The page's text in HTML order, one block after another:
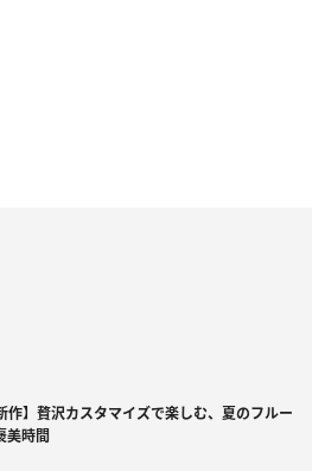
作】贅沢カスタマイズで楽しむ、夏のフルー
美時間